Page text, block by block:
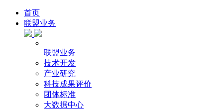
首页
联盟业务
联盟业务
技术开发
产业研究
科技成果评价
团体标准
大数据中心